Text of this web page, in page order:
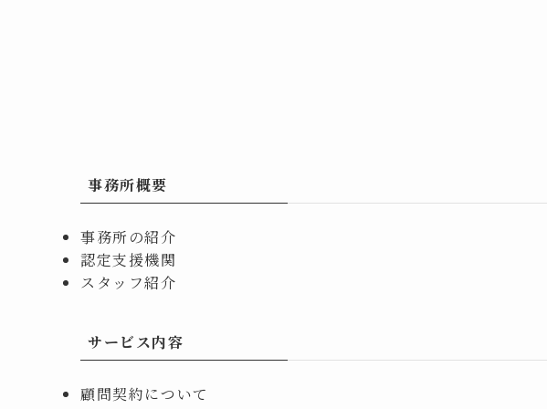
事務所概要
事務所の紹介
認定支援機関
スタッフ紹介
サービス内容
顧問契約について